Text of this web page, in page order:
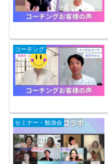
コーチング
セミナー・勉強会